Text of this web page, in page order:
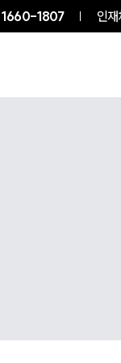
1660-1807 인